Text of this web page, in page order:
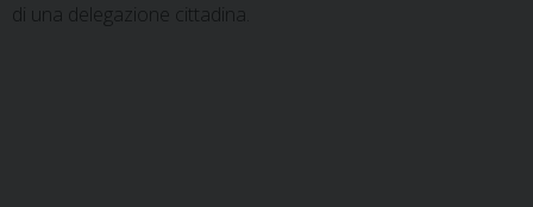
di una delegazione cittadina.